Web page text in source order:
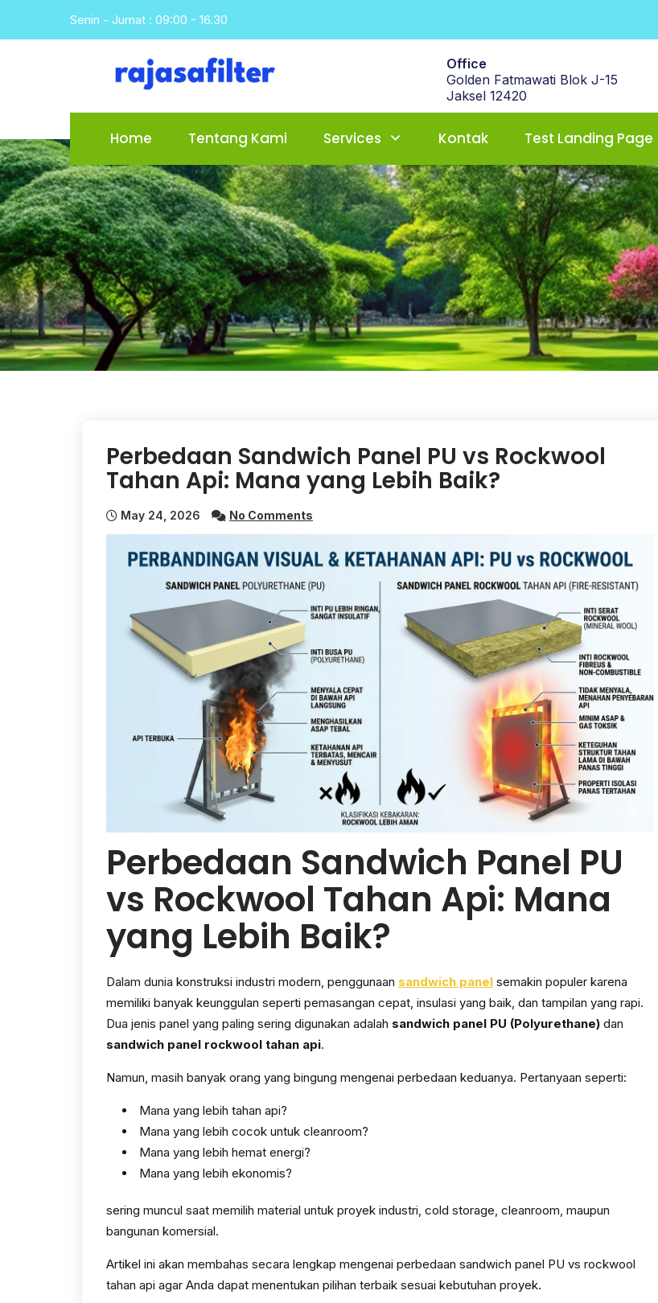
Senin - Jumat : 09:00 - 16.30
Office
Golden Fatmawati Blok J-15
Jaksel 12420
Home Tentang Kami Services Kontak Test Landing Page
Perbedaan Sandwich Panel PU vs Rockwool
Tahan Api: Mana yang Lebih Baik?
May 24, 2026 No Comments
Perbedaan Sandwich Panel PU
vs Rockwool Tahan Api: Mana
yang Lebih Baik?
Dalam dunia konstruksi industri modern, penggunaan sandwich panel semakin populer karena
memiliki banyak keunggulan seperti pemasangan cepat, insulasi yang baik, dan tampilan yang rapi.
Dua jenis panel yang paling sering digunakan adalah sandwich panel PU (Polyurethane) dan
sandwich panel rockwool tahan api.
Namun, masih banyak orang yang bingung mengenai perbedaan keduanya. Pertanyaan seperti:
Mana yang lebih tahan api?
Mana yang lebih cocok untuk cleanroom?
Mana yang lebih hemat energi?
Mana yang lebih ekonomis?
sering muncul saat memilih material untuk proyek industri, cold storage, cleanroom, maupun
bangunan komersial.
Artikel ini akan membahas secara lengkap mengenai perbedaan sandwich panel PU vs rockwool
tahan api agar Anda dapat menentukan pilihan terbaik sesuai kebutuhan proyek.